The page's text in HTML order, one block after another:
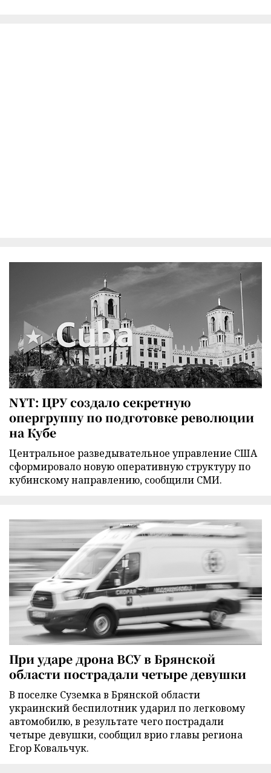
NYT: ЦРУ создало секретную
опергруппу по подготовке революции
на Кубе
Центральное разведывательное управление США
сформировало новую оперативную структуру по
кубинскому направлению, сообщили СМИ.
При ударе дрона ВСУ в Брянской
области пострадали четыре девушки
В поселке Суземка в Брянской области
украинский беспилотник ударил по легковому
автомобилю, в результате чего пострадали
четыре девушки, сообщил врио главы региона
Егор Ковальчук.